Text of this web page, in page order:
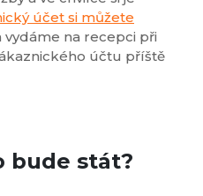
účet si můžete
vydáme na recepci při
účtu příště
bude stát?